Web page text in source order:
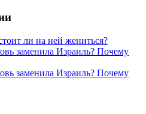
ли на ней жениться?
заменила Израиль? Почему
заменила Израиль? Почему